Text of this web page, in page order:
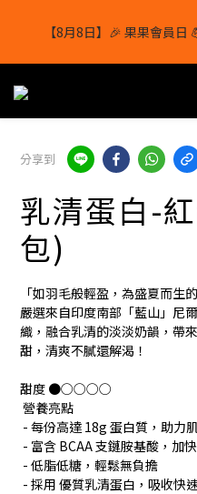
【8月8日】🎉 果果會員日
【1/8-31/8】8月下單
結帳輸入[gopowerhk]，可享
[新會員優惠]新會
【8月8日】🎉 果果會員日
分享到
乳清蛋白-
包)
「如羽毛般輕盈，為盛夏而生
嚴選來自印度南部「藍山」尼
織，融合乳清的淡淡奶韻，帶
甜，清爽不膩還解渴！
甜度 ●○○○○
營養亮點
- 每份高達 18g 蛋白質，助力
- 富含 BCAA 支鏈胺基酸，加
- 低脂低糖，輕鬆無負擔
- 採用 優質乳清蛋白，吸收快